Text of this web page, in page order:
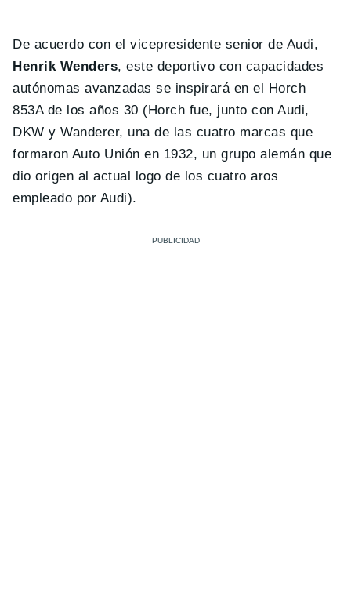
De acuerdo con el vicepresidente senior de Audi,
Henrik Wenders, este deportivo con capacidades
autónomas avanzadas se inspirará en el Horch
853A de los años 30 (Horch fue, junto con Audi,
DKW y Wanderer, una de las cuatro marcas que
formaron Auto Unión en 1932, un grupo alemán que
dio origen al actual logo de los cuatro aros
empleado por Audi).